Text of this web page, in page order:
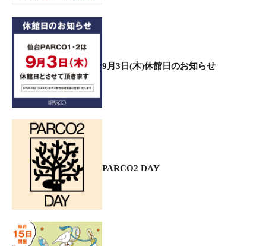
9月3日(木)休館日のお知らせ
PARCO2 DAY